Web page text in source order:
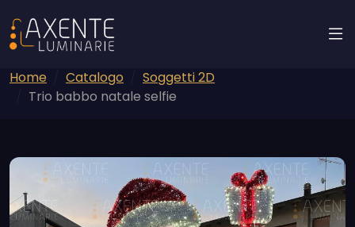
Home Catalogo
Soggetti 2D
Trio babbo natale selfie